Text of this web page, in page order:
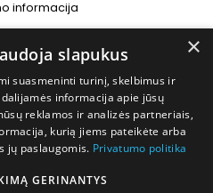
informacija
677 31358
×
slapukus
suasmeninti turinį, skelbimus ir
informacija apie jūsų
reklamos ir analizės partneriais,
kurią jiems pateikėte arba
jų paslaugomis. Privatumo politika
GERINANTYS